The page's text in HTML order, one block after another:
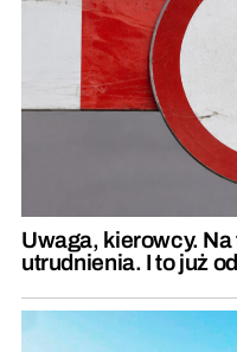
Uwaga, kierowcy.
utrudnienia. I to już